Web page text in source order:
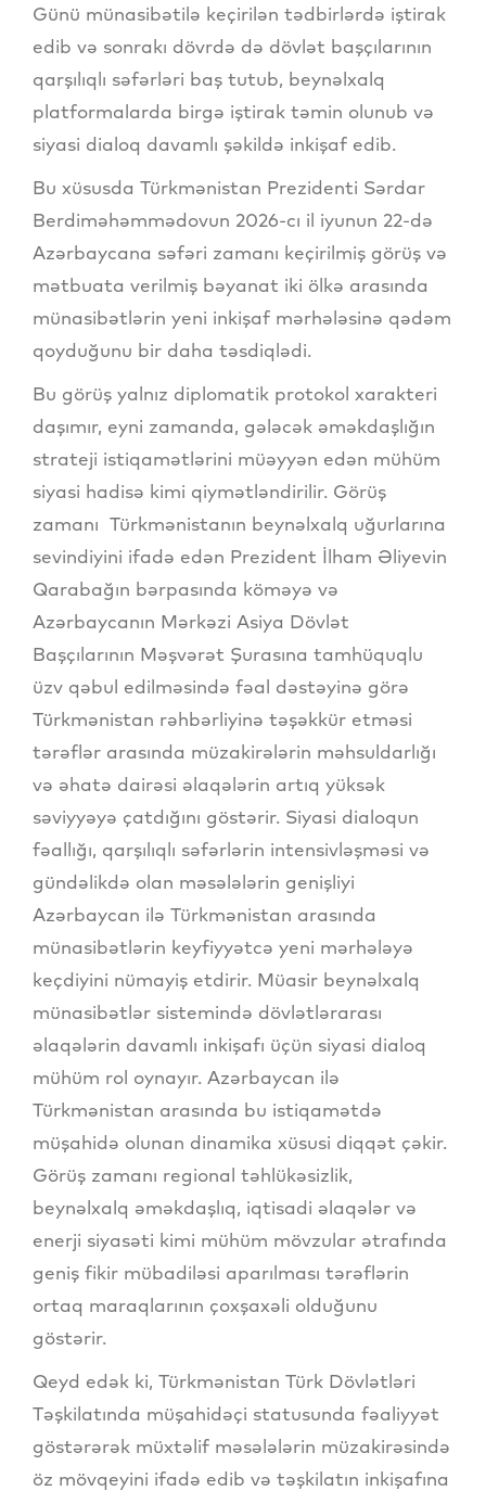
Günü münasibətilə keçirilən tədbirlərdə iştirak
edib və sonrakı dövrdə də dövlət başçılarının
qarşılıqlı səfərləri baş tutub, beynəlxalq
platformalarda birgə iştirak təmin olunub və
siyasi dialoq davamlı şəkildə inkişaf edib.
Bu xüsusda Türkmənistan Prezidenti Sərdar
Berdiməhəmmədovun 2026-cı il iyunun 22-də
Azərbaycana səfəri zamanı keçirilmiş görüş və
mətbuata verilmiş bəyanat iki ölkə arasında
münasibətlərin yeni inkişaf mərhələsinə qədəm
qoyduğunu bir daha təsdiqlədi.
Bu görüş yalnız diplomatik protokol xarakteri
daşımır, eyni zamanda, gələcək əməkdaşlığın
strateji istiqamətlərini müəyyən edən mühüm
siyasi hadisə kimi qiymətləndirilir. Görüş
zamanı Türkmənistanın beynəlxalq uğurlarına
sevindiyini ifadə edən Prezident İlham Əliyevin
Qarabağın bərpasında köməyə və
Azərbaycanın Mərkəzi Asiya Dövlət
Başçılarının Məşvərət Şurasına tamhüquqlu
üzv qəbul edilməsində fəal dəstəyinə görə
Türkmənistan rəhbərliyinə təşəkkür etməsi
tərəflər arasında müzakirələrin məhsuldarlığı
və əhatə dairəsi əlaqələrin artıq yüksək
səviyyəyə çatdığını göstərir. Siyasi dialoqun
fəallığı, qarşılıqlı səfərlərin intensivləşməsi və
gündəlikdə olan məsələlərin genişliyi
Azərbaycan ilə Türkmənistan arasında
münasibətlərin keyfiyyətcə yeni mərhələyə
keçdiyini nümayiş etdirir. Müasir beynəlxalq
münasibətlər sistemində dövlətlərarası
əlaqələrin davamlı inkişafı üçün siyasi dialoq
mühüm rol oynayır. Azərbaycan ilə
Türkmənistan arasında bu istiqamətdə
müşahidə olunan dinamika xüsusi diqqət çəkir.
Görüş zamanı regional təhlükəsizlik,
beynəlxalq əməkdaşlıq, iqtisadi əlaqələr və
enerji siyasəti kimi mühüm mövzular ətrafında
geniş fikir mübadiləsi aparılması tərəflərin
ortaq maraqlarının çoxşaxəli olduğunu
göstərir.
Qeyd edək ki, Türkmənistan Türk Dövlətləri
Təşkilatında müşahidəçi statusunda fəaliyyət
göstərərək müxtəlif məsələlərin müzakirəsində
öz mövqeyini ifadə edib və təşkilatın inkişafına